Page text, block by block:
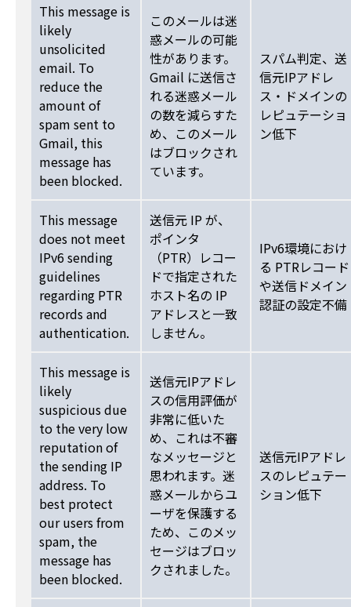
This message is
likely
unsolicited
email. To
reduce the
amount of
spam sent to
Gmail, this
message has
been blocked.
このメールは迷
惑メールの可能
性があります。
Gmail に送信さ
れる迷惑メール
の数を減らすた
め、このメール
はブロックされ
ています。
スパム判定、送
信元IPアドレ
ス・ドメインの
レピュテーショ
ン低下
This message
does not meet
IPv6 sending
guidelines
regarding PTR
records and
authentication.
送信元 IP が、
ポインタ
（PTR）レコー
ドで指定された
ホスト名の IP
アドレスと一致
しません。
IPv6環境におけ
る PTRレコード
や送信ドメイン
認証の設定不備
This message is
likely
suspicious due
to the very low
reputation of
the sending IP
address. To
best protect
our users from
spam, the
message has
been blocked.
送信元IPアドレ
スの信用評価が
非常に低いた
め、これは不審
なメッセージと
思われます。迷
惑メールからユ
ーザを保護する
ため、このメッ
セージはブロッ
クされました。
送信元IPアドレ
スのレピュテー
ション低下